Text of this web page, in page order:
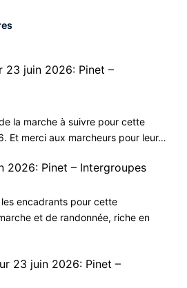
23 juin 2026: Pinet –
la marche à suivre pour cette
Et merci aux marcheurs pour leur…
2026: Pinet – Intergroupes
encadrants pour cette
et de randonnée, riche en
23 juin 2026: Pinet –